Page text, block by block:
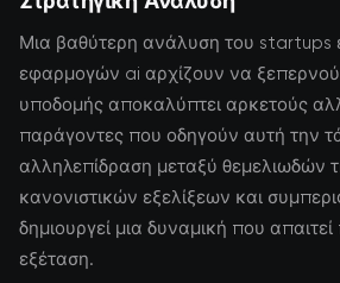
Μια βαθύτερη ανάλυση του startups
εφαρμογών ai αρχίζουν να
υποδομής αποκαλύπτει αρκετούς
παράγοντες που οδηγούν αυτή την
αλληλεπίδραση μεταξύ θεμελιωδών
κανονιστικών εξελίξεων και
δημιουργεί μια δυναμική που
εξέταση.